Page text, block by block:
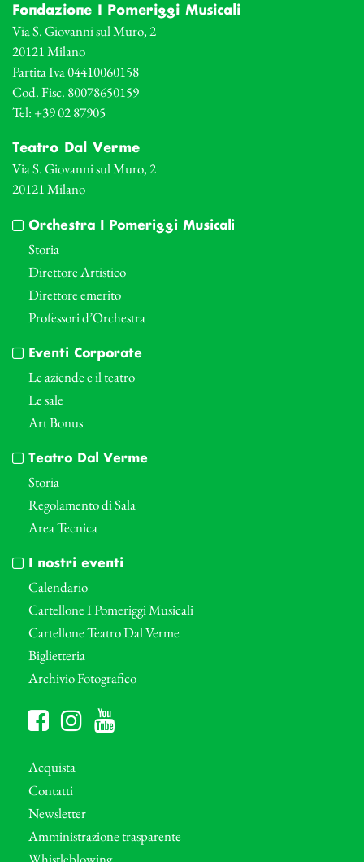
Fondazione I Pomeriggi Musicali
Via S. Giovanni sul Muro, 2
20121 Milano
Partita Iva 04410060158
Cod. Fisc. 80078650159
Tel: +39 02 87905
Teatro Dal Verme
Via S. Giovanni sul Muro, 2
20121 Milano
Orchestra I Pomeriggi Musicali
Storia
Direttore Artistico
Direttore emerito
Professori d’Orchestra
Eventi Corporate
Le aziende e il teatro
Le sale
Art Bonus
Teatro Dal Verme
Storia
Regolamento di Sala
Area Tecnica
I nostri eventi
Calendario
Cartellone I Pomeriggi Musicali
Cartellone Teatro Dal Verme
Biglietteria
Archivio Fotografico
Acquista
Contatti
Newsletter
Amministrazione trasparente